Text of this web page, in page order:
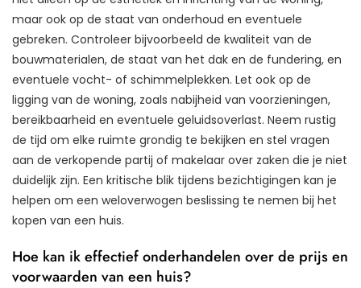
maar ook op de staat van onderhoud en eventuele
gebreken. Controleer bijvoorbeeld de kwaliteit van de
bouwmaterialen, de staat van het dak en de fundering, en
eventuele vocht- of schimmelplekken. Let ook op de
ligging van de woning, zoals nabijheid van voorzieningen,
bereikbaarheid en eventuele geluidsoverlast. Neem rustig
de tijd om elke ruimte grondig te bekijken en stel vragen
aan de verkopende partij of makelaar over zaken die je niet
duidelijk zijn. Een kritische blik tijdens bezichtigingen kan je
helpen om een weloverwogen beslissing te nemen bij het
kopen van een huis.
Hoe kan ik effectief onderhandelen over de prijs en
voorwaarden van een huis?